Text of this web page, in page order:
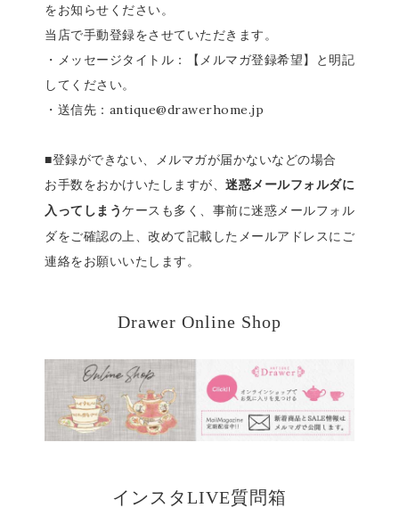
をお知らせください。
当店で手動登録をさせていただきます。
・メッセージタイトル：【メルマガ登録希望】と明記
してください。
・送信先：antique@drawerhome.jp
■登録ができない、メルマガが届かないなどの場合
お手数をおかけいたしますが、 迷惑メールフォルダに
入ってしまう ケースも多く、事前に迷惑メールフォル
ダをご確認の上、改めて記載したメールアドレスにご
連絡をお願いいたします。
Drawer Online Shop
インスタLIVE質問箱